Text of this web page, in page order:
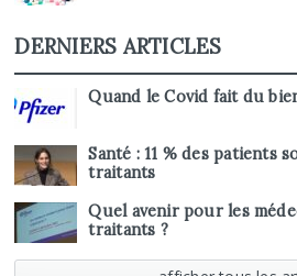
DERNIERS ARTICLES
Quand le Covid fait du
Santé : 11 % des patients
traitants
Quel avenir pour les
traitants ?